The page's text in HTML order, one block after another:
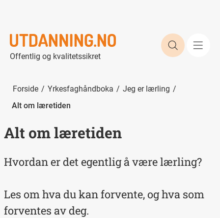
Offentlig og kvalitetssikret
Forside Yrkesfaghåndboka
Jeg er lærling
Alt om læretiden
Alt om læretiden
Hvordan er det egentlig å være lærling?
Les om hva du kan forvente, og hva som
forventes av deg.